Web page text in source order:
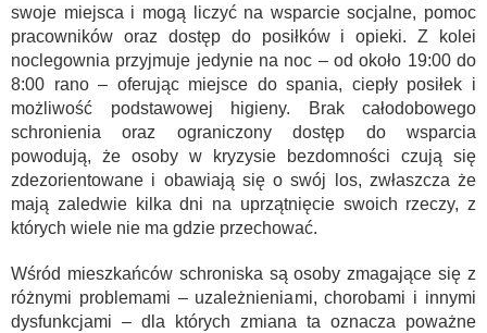
swoje miejsca i mogą liczyć na wsparcie socjalne, pomoc
pracowników oraz dostęp do posiłków i opieki. Z kolei
noclegownia przyjmuje jedynie na noc – od około 19:00 do
8:00 rano – oferując miejsce do spania, ciepły posiłek i
możliwość podstawowej higieny. Brak całodobowego
schronienia oraz ograniczony dostęp do wsparcia
powodują, że osoby w kryzysie bezdomności czują się
zdezorientowane i obawiają się o swój los, zwłaszcza że
mają zaledwie kilka dni na uprzątnięcie swoich rzeczy, z
których wiele nie ma gdzie przechować.
Wśród mieszkańców schroniska są osoby zmagające się z
różnymi problemami – uzależnieniami, chorobami i innymi
dysfunkcjami – dla których zmiana ta oznacza poważne